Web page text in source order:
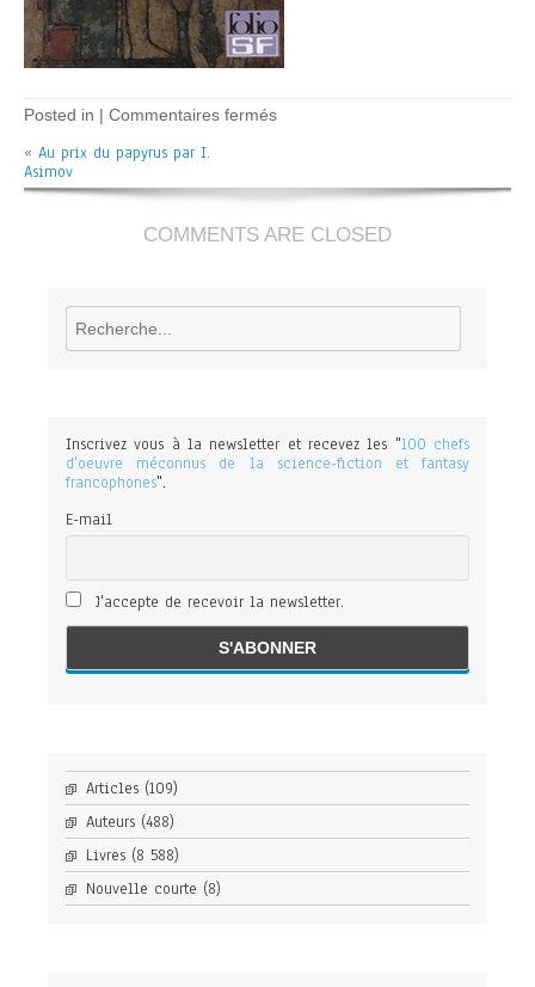
Posted in | Commentaires ferméssur
papyrus
I.
Asimov
« Au prix du papyrus par I.
Asimov
COMMENTS ARE CLOSED
Rechercher
Inscrivez vous à la newsletter et recevez les "100 chefs
d'oeuvre méconnus de la science-fiction et fantasy
francophones".
E-mail
J'accepte de recevoir la newsletter.
Articles (109)
Auteurs (488)
Livres (8 588)
Nouvelle courte (8)